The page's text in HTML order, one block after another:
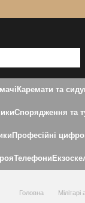
Каремати та
Спорядження та
Професійні
Телефони
Головна